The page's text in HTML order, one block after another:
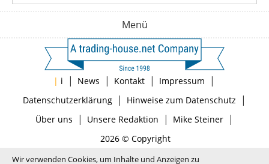
Menü
| i | News | Kontakt | Impressum |
Datenschutzerklärung| Hinweise zum Datenschutz |
Über uns | Unsere Redaktion | Mike Steiner|
2026 © Copyright
Wir verwenden Cookies, um Inhalte und Anzeigen zu